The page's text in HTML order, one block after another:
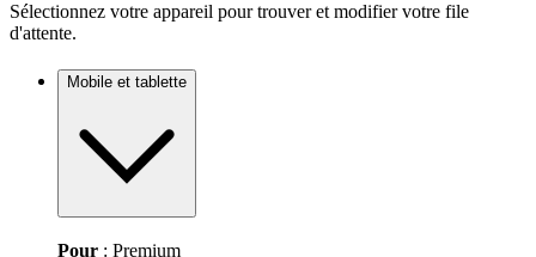
Sélectionnez votre appareil pour trouver et modifier votre file
d'attente.
Mobile et tablette
Pour : Premium